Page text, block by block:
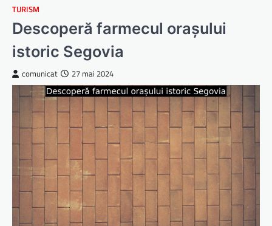
TURISM
Descoperă farmecul orașului
istoric Segovia
comunicat 27 mai 2024